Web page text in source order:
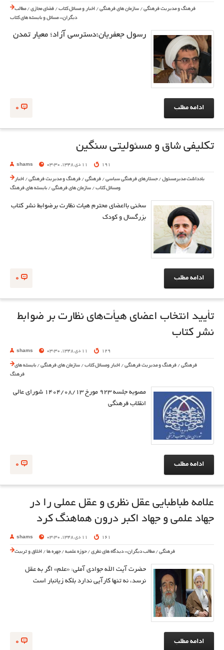
فرهنگ و مدیریت فرهنگی / سازمان های فرهنگی / اخبار و مسائل کتاب / فضای مجازی /مطالب
دیگران- مسائل و بایسته های کتاب
رسول جعفریان:دسترسی آزاد؛ معیار تمدن
0 ادامه مطلب
تکلیفی شاق و مسئولیتی سنگین
shams 11 دی 1348, 03:30 191
یادداشت مدیرمسئول /جستارهای فرهنگی سیاسی / فرهنگی / فرهنگ و مدیریت فرهنگی / اخبار
ومسائل کتاب / سازمان های فرهنگی /بایسته های فرهنگ
سخنی بااعضای محترم هیات نظارت برضوابط نشر کتاب
بزرگسال و کودک
0 ادامه مطلب
تأیید انتخاب اعضای هیأت­‌های نظارت بر ضوابط
نشر کتاب
shams 11 دی 1348, 03:30 129
فرهنگی / فرهنگ و مدیریت فرهنگی / اخبار ومسائل کتاب / سازمان های فرهنگی /بایسته های
فرهنگ
مصوبه جلسه ۹۲۳ مورخ ۱۴۰۴/۰۸/۱۳ شورای عالی
انقلاب فرهنگی
0 ادامه مطلب
علامه طباطبایی عقل نظری و عقل عملی را در
جهاد علمی و جهاد اکبر درون هماهنگ کرد
shams 11 دی 1348, 03:30 161
فرهنگی /مطالب دیگران- دیدگاه های نظری /حوزه علمیه /چهره ها / اخلاق و تربیت
حضرت آیت الله جوادی آملی: «علم» اگر به عقل
نرسد، نه تنها کارآيي ندارد بلکه زيانبار است
0 ادامه مطلب